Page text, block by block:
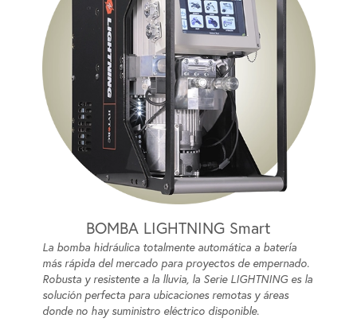
BOMBA LIGHTNING Smart
La bomba hidráulica totalmente automática a batería
más rápida del mercado para proyectos de empernado.
Robusta y resistente a la lluvia, la Serie LIGHTNING es la
solución perfecta para ubicaciones remotas y áreas
donde no hay suministro eléctrico disponible.